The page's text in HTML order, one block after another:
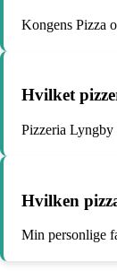
Kongens Pizza
Hvilket
Pizzeria Lyngby
Hvilken
Min personlige